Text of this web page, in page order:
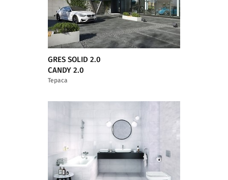
GRES SOLID 2.0
CANDY 2.0
Тераса